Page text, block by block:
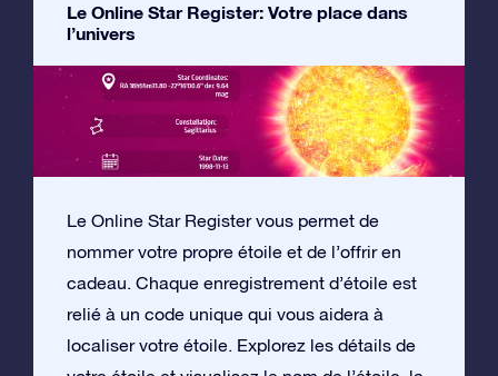
Le Online Star Register: Votre place dans
l’univers
Le Online Star Register vous permet de
nommer votre propre étoile et de l’offrir en
cadeau. Chaque enregistrement d’étoile est
relié à un code unique qui vous aidera à
localiser votre étoile. Explorez les détails de